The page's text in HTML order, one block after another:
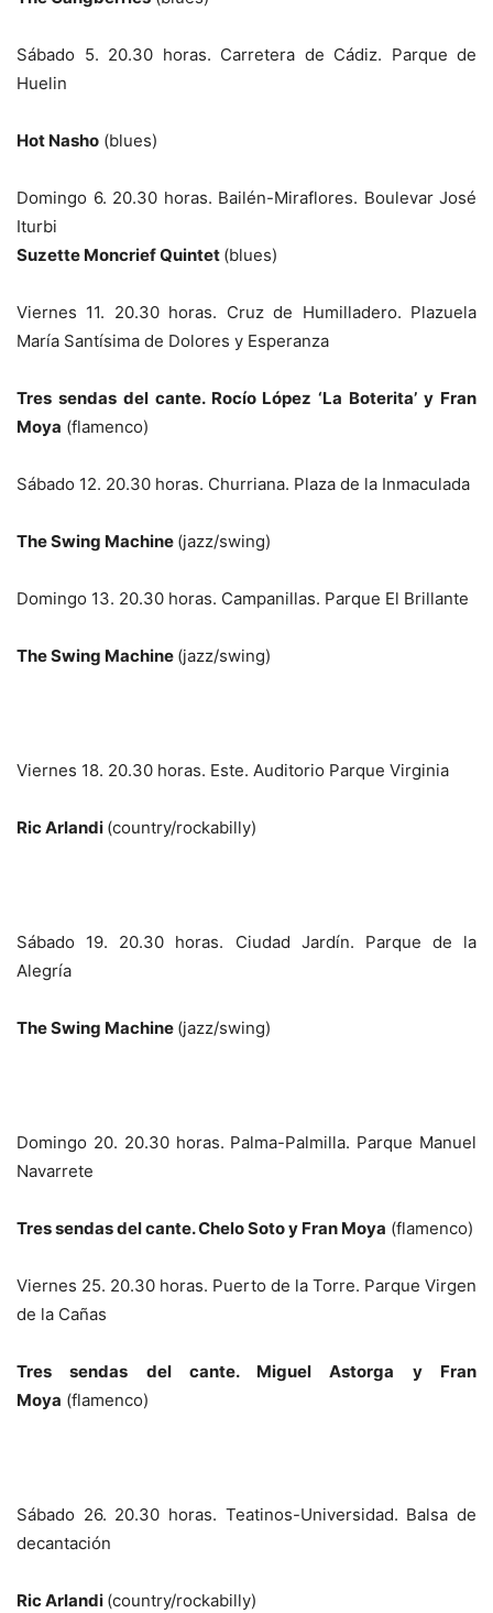
Sábado 5. 20.30 horas. Carretera de Cádiz. Parque de
Huelin
Hot Nasho (blues)
Domingo 6. 20.30 horas. Bailén-Miraflores. Boulevar José
Iturbi
Suzette Moncrief Quintet (blues)
Viernes 11. 20.30 horas. Cruz de Humilladero. Plazuela
María Santísima de Dolores y Esperanza
Tres sendas del cante. Rocío López ‘La Boterita’ y Fran
Moya (flamenco)
Sábado 12. 20.30 horas. Churriana. Plaza de la Inmaculada
The Swing Machine (jazz/swing)
Domingo 13. 20.30 horas. Campanillas. Parque El Brillante
The Swing Machine (jazz/swing)
Viernes 18. 20.30 horas. Este. Auditorio Parque Virginia
Ric Arlandi (country/rockabilly)
Sábado 19. 20.30 horas. Ciudad Jardín. Parque de la
Alegría
The Swing Machine (jazz/swing)
Domingo 20. 20.30 horas. Palma-Palmilla. Parque Manuel
Navarrete
Tres sendas del cante. Chelo Soto y Fran Moya (flamenco)
Viernes 25. 20.30 horas. Puerto de la Torre. Parque Virgen
de la Cañas
Tres sendas del cante. Miguel Astorga y Fran
Moya (flamenco)
Sábado 26. 20.30 horas. Teatinos-Universidad. Balsa de
decantación
Ric Arlandi (country/rockabilly)